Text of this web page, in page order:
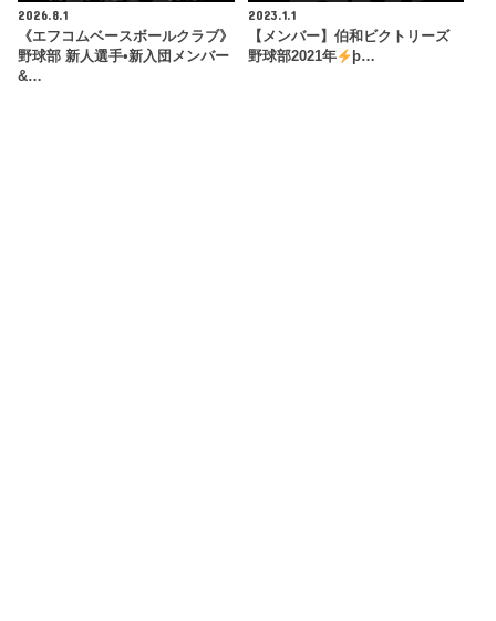
2026.8.1
《エフコムベースボールクラブ》
野球部 新人選手•新入団メンバー
&…
2023.1.1
【メンバー】伯和ビクトリーズ
野球部2021年
þ…